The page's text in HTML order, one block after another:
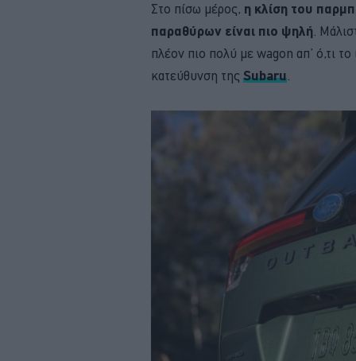
Στο πίσω μέρος, η κλίση του
παραθύρων είναι πιο ψηλή.
πλέον πιο πολύ με wagon απ’ ό,τι
κατεύθυνση της Subaru.